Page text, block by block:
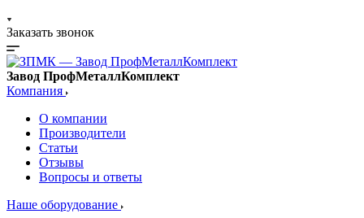
Заказать звонок
Завод ПрофМеталлКомплект
Компания
О компании
Производители
Статьи
Отзывы
Вопросы и ответы
Наше оборудование